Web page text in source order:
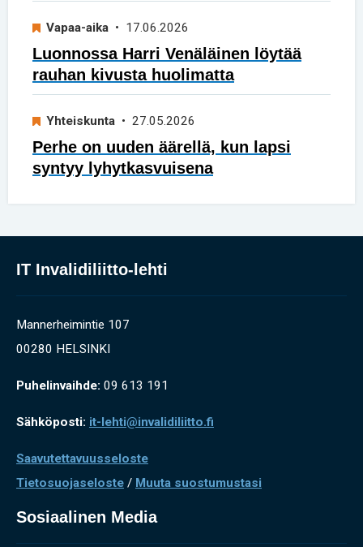
Vapaa-aika • 17.06.2026
Luonnossa Harri Venäläinen löytää
rauhan kivusta huolimatta
Yhteiskunta • 27.05.2026
Perhe on uuden äärellä, kun lapsi
syntyy lyhytkasvuisena
IT Invalidiliitto-lehti
Mannerheimintie 107
00280 HELSINKI
Puhelinvaihde: 09 613 191
Sähköposti: it-lehti@invalidiliitto.fi
Saavutettavuusseloste
Tietosuojaseloste / Muuta suostumustasi
Sosiaalinen Media